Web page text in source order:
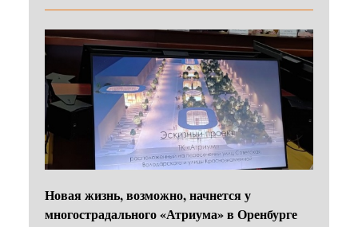
Новая жизнь, возможно, начнется у
многострадального «Атриума» в Оренбурге